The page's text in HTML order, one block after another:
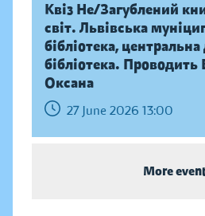
Квіз Не/Загублений
світ. Львівська
бібліотека,
бібліотека. Проводить
Оксана
27 June 2026 13:00
More